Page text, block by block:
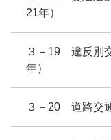
21年）
３－19 違反別
年）
３－20 道路交